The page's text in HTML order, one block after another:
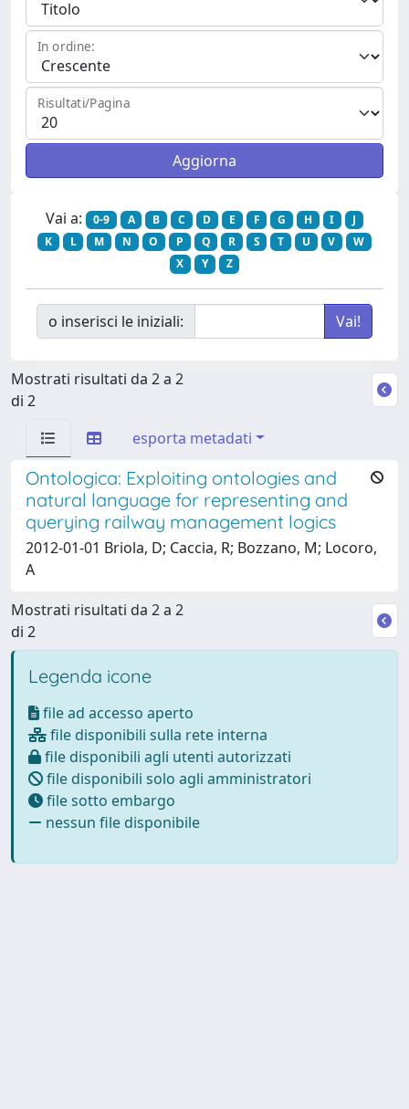
In ordine:
Risultati/Pagina
Vai a: 0-9 A B C D E F G H I
J
K
L M N O P Q R S T U V
W
X
Y Z
o inserisci le iniziali:
Mostrati risultati da 2 a 2
di 2
esporta metadati
Ontologica: Exploiting ontologies and
natural language for representing and
querying railway management logics
2012-01-01 Briola, D; Caccia, R; Bozzano, M; Locoro,
A
Mostrati risultati da 2 a 2
di 2
Legenda icone
file ad accesso aperto
file disponibili sulla rete interna
file disponibili agli utenti autorizzati
file disponibili solo agli amministratori
file sotto embargo
nessun file disponibile